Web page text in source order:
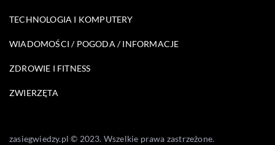
TECHNOLOGIA I KOMPUTERY
WIADOMOŚCI / POGODA / INFORMACJE
ZDROWIE I FITNESS
ZWIERZĘTA
zasiegwiedzy.pl © 2023. Wszelkie prawa zastrzeżone.